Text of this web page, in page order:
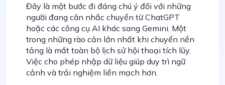
Đây là một bước đi đáng chú ý đối với những
người đang cân nhắc chuyển từ ChatGPT
hoặc các công cụ AI khác sang Gemini. Một
trong những rào cản lớn nhất khi chuyển nền
tảng là mất toàn bộ lịch sử hội thoại tích lũy.
Việc cho phép nhập dữ liệu giúp duy trì ngữ
cảnh và trải nghiệm liền mạch hơn.